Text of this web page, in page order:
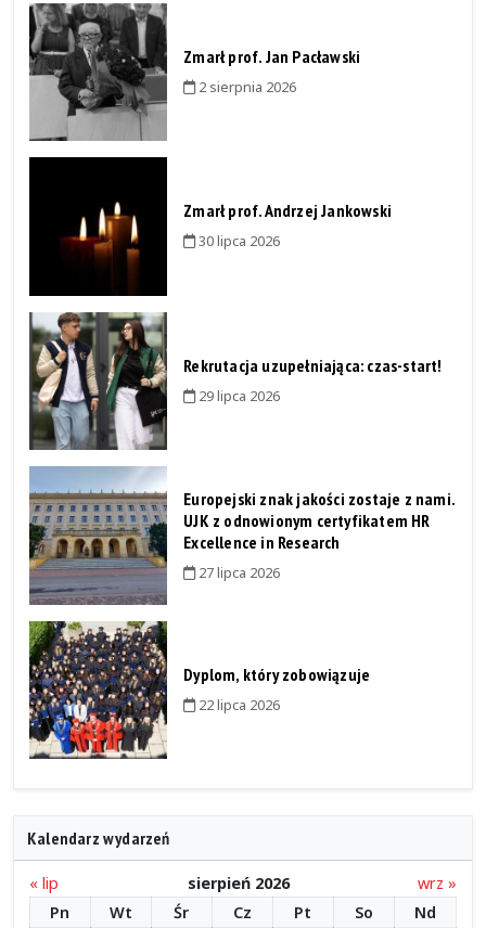
Zmarł prof. Jan Pacławski
2 sierpnia 2026
Zmarł prof. Andrzej Jankowski
30 lipca 2026
Rekrutacja uzupełniająca: czas-start!
29 lipca 2026
Europejski znak jakości zostaje z nami.
UJK z odnowionym certyfikatem HR
Excellence in Research
27 lipca 2026
Dyplom, który zobowiązuje
22 lipca 2026
Kalendarz wydarzeń
« lip sierpień 2026
wrz »
Pn
Wt Śr Cz Pt So Nd